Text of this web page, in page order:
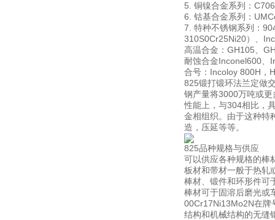
5. 铜镍合金系列：
6. 钴基合金系列：
7. 特种不锈钢系列：
310S0Cr25Ni20）、
高温合金：GH105、
耐蚀合金Inconel600、
合号：Incoloy 800H，
825锻打锻环法兰定做
钢产量将3000万吨或
性能上，与304相比，
金相组织。由于这种特
造，压延等等。
825品种规格与供应
可以供应各种规格的棒
板材和带材一般于热轧
棒材、锻件和环形件可
棒材可于固溶后磨光
00Cr17Ni13Mo2N在牌
结构和机械结构的无